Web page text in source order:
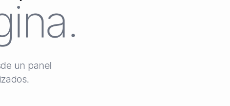
un panel